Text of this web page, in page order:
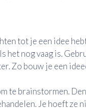
tot je een idee
het nog vaag is.
Zo bouw je een
te brainstormen.
Je hoeft ze